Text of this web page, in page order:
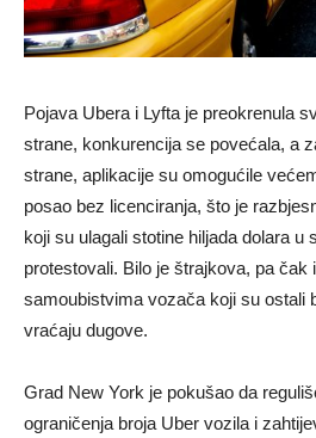
Pojava Ubera i Lyfta je preokrenula
strane, konkurencija se povećala, a
strane, aplikacije su omogućile
posao bez licenciranja, što je
koji su ulagali stotine hiljada dolara u
protestovali. Bilo je štrajkova, pa čak
samoubistvima vozača koji su ostali
vraćaju dugove.
Grad New York je pokušao da
ograničenja broja Uber vozila i